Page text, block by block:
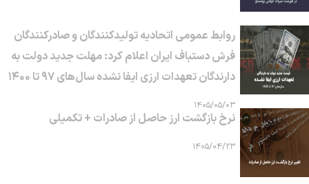
روابط عمومی اتحادیه تولیدکنندگان و صادرکنندگان
فرش دستباف ایران اعلام کرد: مهلت جدید دولت به
دارندگان تعهدات ارزی ایفا نشده سال‌های ۹۷ تا ۱۴۰۰
۱۴۰۵/۰۵/۰۳
نرخ بازگشت ارز حاصل از صادرات + تکمیلی
۱۴۰۵/۰۴/۲۳